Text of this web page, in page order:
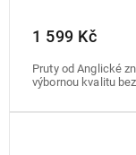
1 599 Kč
Pruty od Anglické
výbornou kvalitu